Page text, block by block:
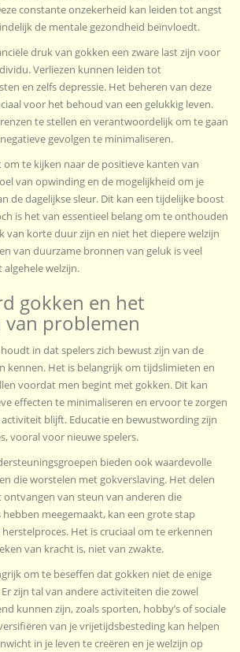
constante onzekerheid kan leiden tot angst
de mentale gezondheid beïnvloedt.
druk van gokken een zware last zijn voor
Verliezen kunnen leiden tot
en zelfs depressie. Het beheren van deze
voor het behoud van een gelukkig leven.
te stellen en verantwoordelijk om te gaan
gevolgen te minimaliseren.
te kijken naar de positieve kanten van
van opwinding en de mogelijkheid om je
de dagelijkse sleur. Dit kan een tijdelijke boost
is het van essentieel belang om te onthouden
van korte duur zijn en niet het diepere welzijn
van duurzame bronnen van geluk is veel
welzijn.
gokken en het
problemen
in dat spelers zich bewust zijn van de
kennen. Het is belangrijk om tijdslimieten en
voordat men begint met gokken. Dit kan
effecten te minimaliseren en ervoor te zorgen
blijft. Educatie en bewustwording zijn
vooral voor nieuwe spelers.
bieden ook waardevolle
die worstelen met gokverslaving. Het delen
van steun van anderen die
meegemaakt, kan een grote stap
Het is cruciaal om te erkennen
van kracht is, niet van zwakte.
om te beseffen dat gokken niet de enige
zijn tal van andere activiteiten die zowel
kunnen zijn, zoals sporten, hobby’s of sociale
van je vrijetijdsbesteding kan helpen
in je leven te creëren en je welzijn op